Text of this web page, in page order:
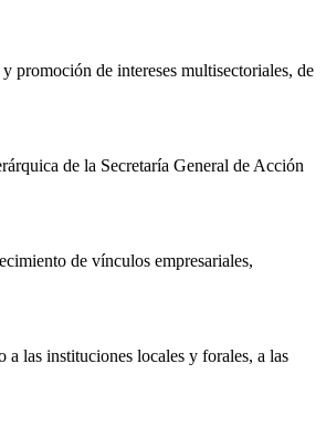
promoción de intereses multisectoriales, de
de la Secretaría General de Acción
de vínculos empresariales,
las instituciones locales y forales, a las